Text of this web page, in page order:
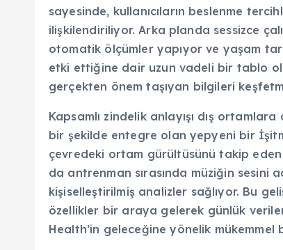
sayesinde, kullanıcıların beslenme
ilişkilendiriliyor. Arka planda sessizce
otomatik ölçümler yapıyor ve yaşam
etki ettiğine dair uzun vadeli bir tablo
gerçekten önem taşıyan bilgileri
Kapsamlı zindelik anlayışı dış
bir şekilde entegre olan yepyeni bir
çevredeki ortam gürültüsünü takip
da antrenman sırasında müziğin sesini
kişiselleştirilmiş analizler sağlıyor. Bu
özellikler bir araya gelerek günlük
Health’in geleceğine yönelik mükemmel